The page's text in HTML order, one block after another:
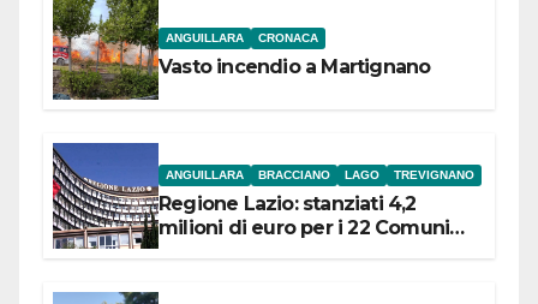
ANGUILLARA CRONACA
Vasto incendio a Martignano
ANGUILLARA BRACCIANO LAGO TREVIGNANO
Regione Lazio: stanziati 4,2
milioni di euro per i 22 Comuni